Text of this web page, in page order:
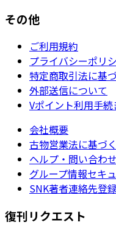
その他
ご利用規約
プライバシーポリ
特定商取引法に基
外部送信について
Vポイント利用手続
会社概要
古物営業法に基づ
ヘルプ・問い合わせ
グループ情報セキ
SNK著者連絡先登録
復刊リクエスト